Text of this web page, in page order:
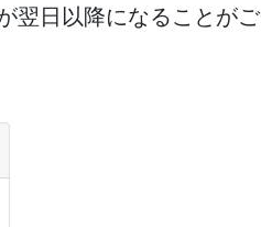
翌日以降になることがご